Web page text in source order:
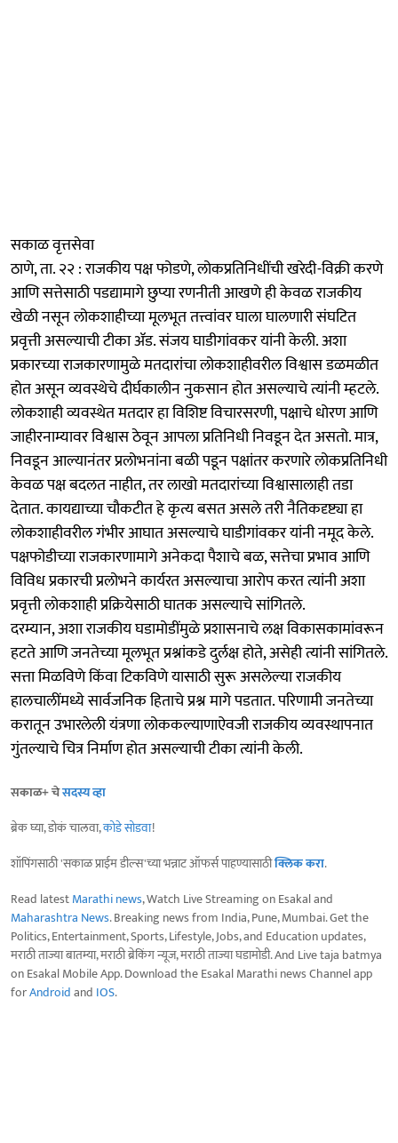
सकाळ वृत्तसेवा
ठाणे, ता. २२ : राजकीय पक्ष फोडणे, लोकप्रतिनिधींची खरेदी-विक्री करणे
आणि सत्तेसाठी पडद्यामागे छुप्या रणनीती आखणे ही केवळ राजकीय
खेळी नसून लोकशाहीच्या मूलभूत तत्त्वांवर घाला घालणारी संघटित
प्रवृत्ती असल्याची टीका ॲड. संजय घाडीगांवकर यांनी केली. अशा
प्रकारच्या राजकारणामुळे मतदारांचा लोकशाहीवरील विश्वास डळमळीत
होत असून व्यवस्थेचे दीर्घकालीन नुकसान होत असल्याचे त्यांनी म्हटले.
लोकशाही व्यवस्थेत मतदार हा विशिष्ट विचारसरणी, पक्षाचे धोरण आणि
जाहीरनाम्यावर विश्वास ठेवून आपला प्रतिनिधी निवडून देत असतो. मात्र,
निवडून आल्यानंतर प्रलोभनांना बळी पडून पक्षांतर करणारे लोकप्रतिनिधी
केवळ पक्ष बदलत नाहीत, तर लाखो मतदारांच्या विश्वासालाही तडा
देतात. कायद्याच्या चौकटीत हे कृत्य बसत असले तरी नैतिकदृष्ट्या हा
लोकशाहीवरील गंभीर आघात असल्याचे घाडीगांवकर यांनी नमूद केले.
पक्षफोडीच्या राजकारणामागे अनेकदा पैशाचे बळ, सत्तेचा प्रभाव आणि
विविध प्रकारची प्रलोभने कार्यरत असल्याचा आरोप करत त्यांनी अशा
प्रवृत्ती लोकशाही प्रक्रियेसाठी घातक असल्याचे सांगितले.
दरम्यान, अशा राजकीय घडामोडींमुळे प्रशासनाचे लक्ष विकासकामांवरून
हटते आणि जनतेच्या मूलभूत प्रश्नांकडे दुर्लक्ष होते, असेही त्यांनी सांगितले.
सत्ता मिळविणे किंवा टिकविणे यासाठी सुरू असलेल्या राजकीय
हालचालींमध्ये सार्वजनिक हिताचे प्रश्न मागे पडतात. परिणामी जनतेच्या
करातून उभारलेली यंत्रणा लोककल्याणाऐवजी राजकीय व्यवस्थापनात
गुंतल्याचे चित्र निर्माण होत असल्याची टीका त्यांनी केली.
सकाळ+ चेसदस्य व्हा
ब्रेक घ्या, डोकं चालवा,कोडे सोडवा!
शॉपिंगसाठी 'सकाळ प्राईम डील्स'च्या भन्नाट ऑफर्स पाहण्यासाठीक्लिक करा.
Read latestMarathi news, Watch Live Streaming on Esakal and
Maharashtra News. Breaking news from India, Pune, Mumbai. Get the
Politics, Entertainment, Sports, Lifestyle, Jobs, and Education updates,
मराठी ताज्या बातम्या, मराठी ब्रेकिंग न्यूज, मराठी ताज्या घडामोडी. And Live taja batmya
on Esakal Mobile App. Download the Esakal Marathi news Channel app
forAndroidand IOS.